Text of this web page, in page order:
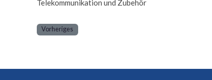
Telekommunikation und Zubehör
Vorheriges